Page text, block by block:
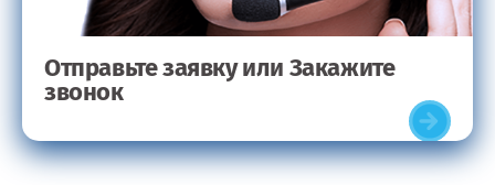
Отправьте заявку или Закажите
звонок